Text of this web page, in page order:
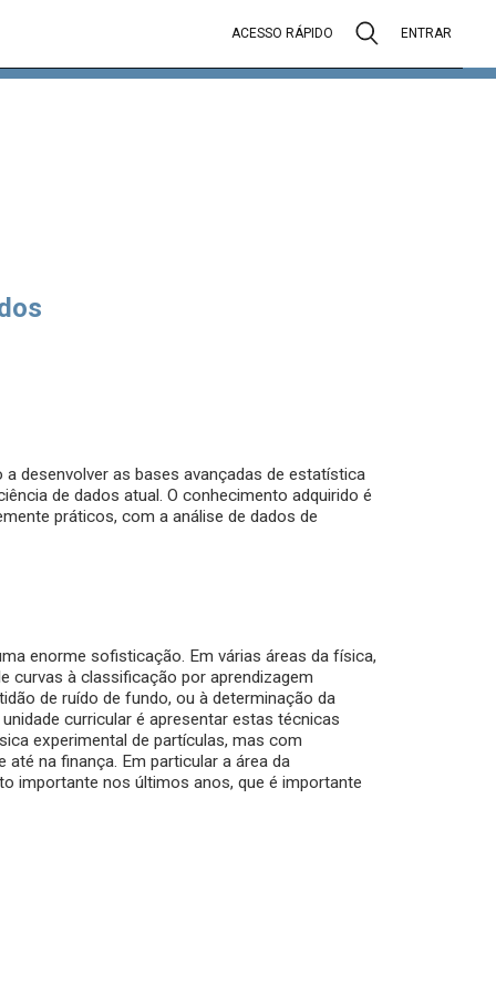
ACESSO RÁPIDO ENTRAR
desenvolver as bases avançadas de estatística
de dados atual. O conhecimento adquirido é
práticos, com a análise de dados de
enorme sofisticação. Em várias áreas da física,
curvas à classificação por aprendizagem
de ruído de fundo, ou à determinação da
curricular é apresentar estas técnicas
experimental de partículas, mas com
na finança. Em particular a área da
importante nos últimos anos, que é importante